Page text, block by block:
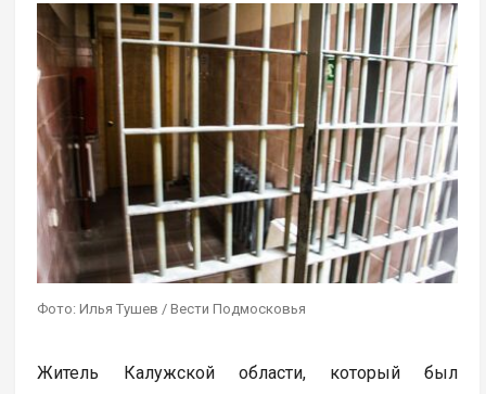
Фото: Илья Тушев / Вести Подмосковья
Житель Калужской области, который был